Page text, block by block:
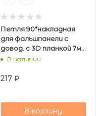
Петля 90*накладная
для фальшпанели с
довод. с 3D планкой 7мм
Master(IMPRO/INVO)
В наличии
217₽
В корзину